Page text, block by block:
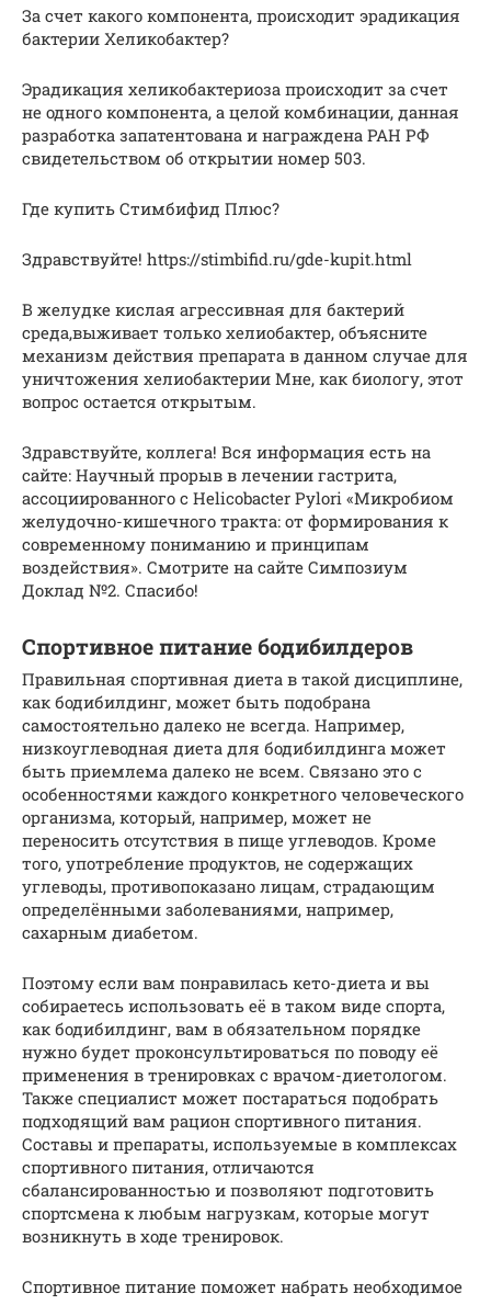
За счет какого компонента, происходит эрадикация
бактерии Хеликобактер?
Эрадикация хеликобактериоза происходит за счет
не одного компонента, а целой комбинации, данная
разработка запатентована и награждена РАН РФ
свидетельством об открытии номер 503.
Где купить Стимбифид Плюс?
Здравствуйте! https://stimbifid.ru/gde-kupit.html
В желудке кислая агрессивная для бактерий
среда,выживает только хелиобактер, объясните
механизм действия препарата в данном случае для
уничтожения хелиобактерии Мне, как биологу, этот
вопрос остается открытым.
Здравствуйте, коллега! Вся информация есть на
сайте: Научный прорыв в лечении гастрита,
ассоциированного с Helicobacter Pylori «Микробиом
желудочно-кишечного тракта: от формирования к
современному пониманию и принципам
воздействия». Смотрите на сайте Симпозиум
Доклад №2. Спасибо!
Спортивное питание бодибилдеров
Правильная спортивная диета в такой дисциплине,
как бодибилдинг, может быть подобрана
самостоятельно далеко не всегда. Например,
низкоуглеводная диета для бодибилдинга может
быть приемлема далеко не всем. Связано это с
особенностями каждого конкретного человеческого
организма, который, например, может не
переносить отсутствия в пище углеводов. Кроме
того, употребление продуктов, не содержащих
углеводы, противопоказано лицам, страдающим
определёнными заболеваниями, например,
сахарным диабетом.
Поэтому если вам понравилась кето-диета и вы
собираетесь использовать её в таком виде спорта,
как бодибилдинг, вам в обязательном порядке
нужно будет проконсультироваться по поводу её
применения в тренировках с врачом-диетологом.
Также специалист может постараться подобрать
подходящий вам рацион спортивного питания.
Составы и препараты, используемые в комплексах
спортивного питания, отличаются
сбалансированностью и позволяют подготовить
спортсмена к любым нагрузкам, которые могут
возникнуть в ходе тренировок.
Спортивное питание поможет набрать необходимое